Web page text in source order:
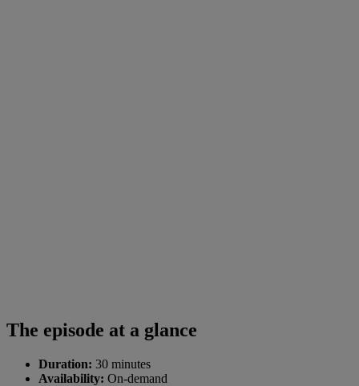
The episode at a glance
Duration: 30 minutes
Availability: On-demand